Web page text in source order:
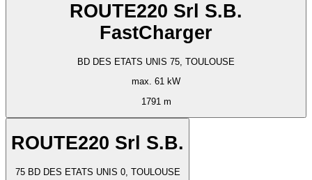
ROUTE220 Srl S.B.
FastCharger
BD DES ETATS UNIS 75, TOULOUSE
max. 61 kW
1791 m
ROUTE220 Srl S.B.
75 BD DES ETATS UNIS 0, TOULOUSE